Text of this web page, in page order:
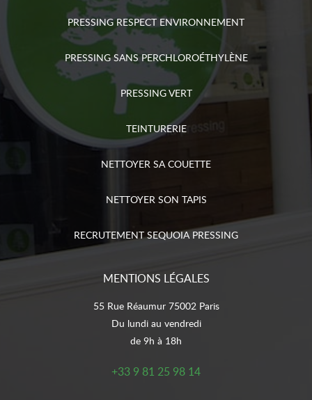
PRESSING RESPECT ENVIRONNEMENT
PRESSING SANS PERCHLOROÉTHYLÈNE
PRESSING VERT
TEINTURERIE
NETTOYER SA COUETTE
NETTOYER SON TAPIS
RECRUTEMENT SEQUOIA PRESSING
MENTIONS LÉGALES
55 Rue Réaumur 75002 Paris
Du lundi au vendredi
de 9h à 18h
+33 9 81 25 98 14